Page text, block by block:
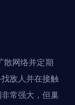
散网络并定期
敌人并在接触
常强大，但巢